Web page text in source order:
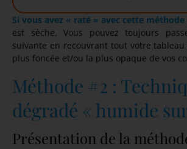
Si vous avez « raté » avec cette méthode
est sèche. Vous pouvez toujours
suivante en recouvrant tout votre
plus foncée et/ou la plus opaque de vos
Méthode #2 :
dégradé « humide
Présentation de la